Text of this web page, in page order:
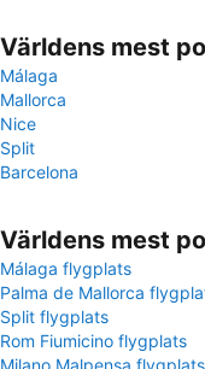
Världens mest
Málaga
Mallorca
Nice
Split
Barcelona
Världens mest
Málaga flygplats
Palma de Mallorca
Split flygplats
Rom Fiumicino flygplats
Milano Malpensa flygplats